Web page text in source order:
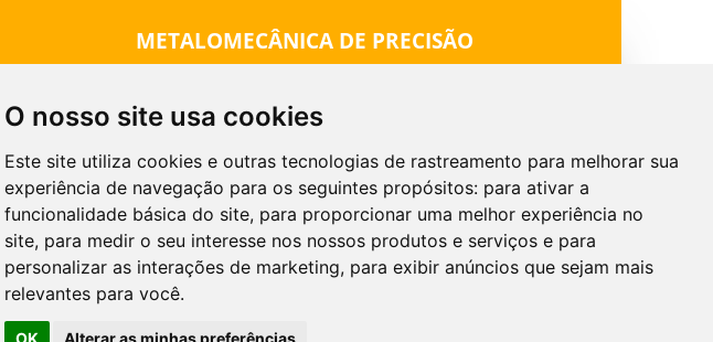
O nosso site usa cookies
Este site utiliza cookies e outras tecnologias de rastreamento para melhorar sua
experiência de navegação para os seguintes propósitos: para ativar a
funcionalidade básica do site, para proporcionar uma melhor experiência no
site, para medir o seu interesse nos nossos produtos e serviços e para
personalizar as interações de marketing, para exibir anúncios que sejam mais
relevantes para você.
OK Alterar as minhas preferências
METALOMECÂNICA DE PRECISÃO
vários materiais.
Os lotes produzidos vão desde pequenas quantidades até séries longas.
Revestimos peças por zincagem segundo a norma ISO - 2081.